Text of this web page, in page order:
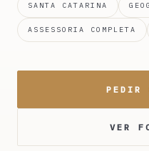
SANTA CATARINA
ASSESSORIA COMPLETA
PEDIR
VER